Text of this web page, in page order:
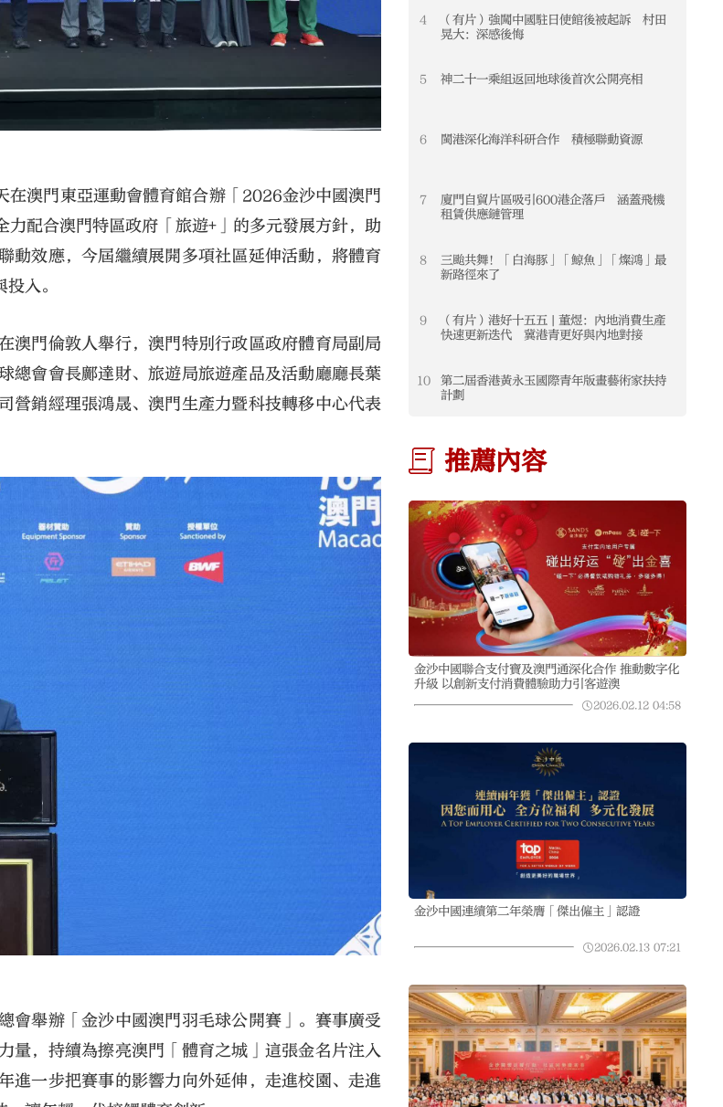
澳門東亞運動會體育館合辦「2026金沙中國澳門
配合澳門特區政府「旅遊+」的多元發展方針，助
動效應，今屆繼續展開多項社區延伸活動，將體育
入。
澳門倫敦人舉行，澳門特別行政區政府體育局副局
總會會長鄺達財、旅遊局旅遊產品及活動廳廳長葉
營銷經理張鴻晟、澳門生產力暨科技轉移中心代表
會舉辦「金沙中國澳門羽毛球公開賽」。賽事廣受
量，持續為擦亮澳門「體育之城」這張金名片注入
進一步把賽事的影響力向外延伸，走進校園、走進
4
（有片）強闖中國駐日使館後被起訴 村田
晃大：深感後悔
5 神二十一乘組返回地球後首次公開亮相
6 閩港深化海洋科研合作 積極聯動資源
7
廈門自貿片區吸引600港企落戶 涵蓋飛機
租賃供應鏈管理
8
三颱共舞！「白海豚」「鯨魚」「燦鴻」最
新路徑來了
9
（有片）港好十五五 | 董煜：內地消費生產
快速更新迭代 冀港青更好與內地對接
10
第二屆香港黃永玉國際青年版畫藝術家扶持
計劃
推薦內容
金沙中國聯合支付寶及澳門通深化合作 推動數字化
升級 以創新支付消費體驗助力引客遊澳
2026.02.12 04:58
金沙中國連續第二年榮膺「傑出僱主」認證
2026.02.13 07:21